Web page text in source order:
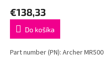
€138,33
Do košíka
Part number (PN): Archer MR500